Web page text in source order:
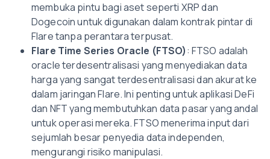
membuka pintu bagi aset seperti XRP dan
Dogecoin untuk digunakan dalam kontrak pintar di
Flare tanpa perantara terpusat.
Flare Time Series Oracle (FTSO): FTSO adalah
oracle terdesentralisasi yang menyediakan data
harga yang sangat terdesentralisasi dan akurat ke
dalam jaringan Flare. Ini penting untuk aplikasi DeFi
dan NFT yang membutuhkan data pasar yang andal
untuk operasi mereka. FTSO menerima input dari
sejumlah besar penyedia data independen,
mengurangi risiko manipulasi.